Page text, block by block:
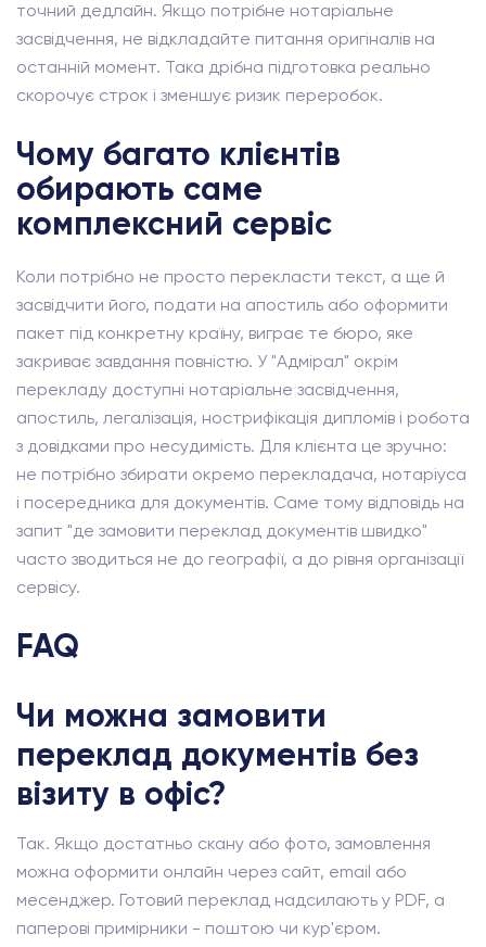
точний дедлайн. Якщо потрібне нотаріальне
засвідчення, не відкладайте питання оригіналів на
останній момент. Така дрібна підготовка реально
скорочує строк і зменшує ризик переробок.
Чому багато клієнтів
обирають саме
комплексний сервіс
Коли потрібно не просто перекласти текст, а ще й
засвідчити його, подати на апостиль або оформити
пакет під конкретну країну, виграє те бюро, яке
закриває завдання повністю. У "Адмірал" окрім
перекладу доступні нотаріальне засвідчення,
апостиль, легалізація, нострифікація дипломів і робота
з довідками про несудимість. Для клієнта це зручно:
не потрібно збирати окремо перекладача, нотаріуса
і посередника для документів. Саме тому відповідь на
запит "де замовити переклад документів швидко"
часто зводиться не до географії, а до рівня організації
сервісу.
FAQ
Чи можна замовити
переклад документів без
візиту в офіс?
Так. Якщо достатньо скану або фото, замовлення
можна оформити онлайн через сайт, email або
месенджер. Готовий переклад надсилають у PDF, а
паперові примірники - поштою чи кур'єром.